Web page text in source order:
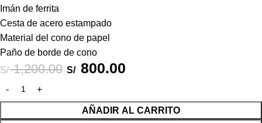
Imán de ferrita
Cesta de acero estampado
Material del cono de papel
Paño de borde de cono
S/1,200.00 S/ 800.00
AÑADIR AL CARRITO